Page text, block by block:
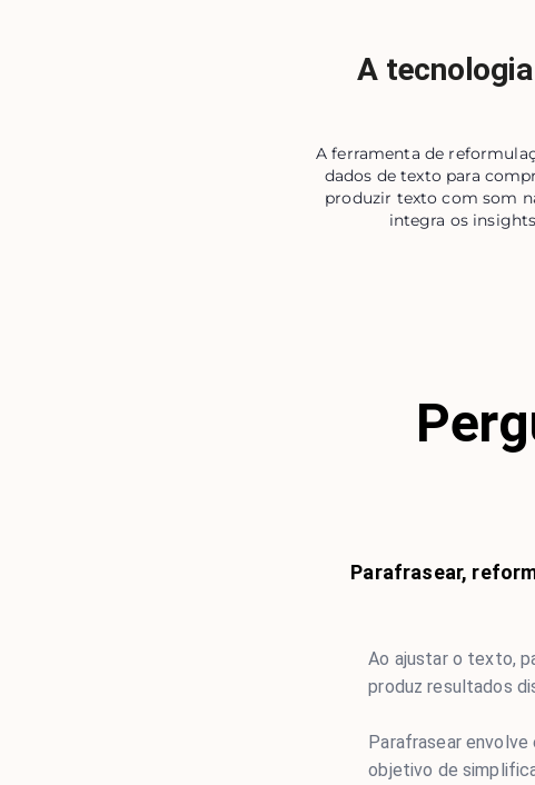
A
A ferramenta de
dados de texto para
produzir texto com som
integra os
Parafrasear,
Ao ajustar o texto,
produz resultados
Parafrasear envolve
objetivo de